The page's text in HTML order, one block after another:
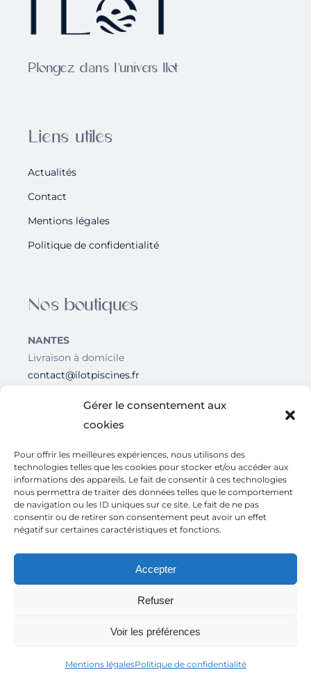
Gérer le consentement aux
cookies
Pour offrir les meilleures expériences, nous utilisons des
technologies telles que les cookies pour stocker et/ou accéder aux
informations des appareils. Le fait de consentir à ces technologies
nous permettra de traiter des données telles que le comportement
de navigation ou les ID uniques sur ce site. Le fait de ne pas
consentir ou de retirer son consentement peut avoir un effet
négatif sur certaines caractéristiques et fonctions.
Accepter
Refuser
Voir les préférences
Mentions légalesPolitique de confidentialité
Plongez dans l'univers Ilot
Liens utiles
Actualités
Contact
Mentions légales
Politique de confidentialité
Nos boutiques
NANTES
Livraison à domicile
contact@ilotpiscines.fr
GUÉRANDE
2 Rue de la Pré Neuve
44350 Guérande
contact@ilotpiscines.fr
© 2025 Ilot Piscines. Tous droits réservés. Site internet